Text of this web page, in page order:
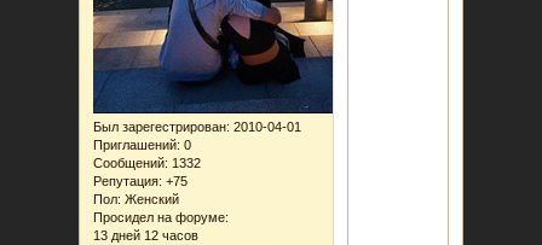
Был зарегестрирован: 2010-04-01
Приглашений: 0
Сообщений: 1332
Репутация: +75
Пол: Женский
Просидел на форуме:
13 дней 12 часов